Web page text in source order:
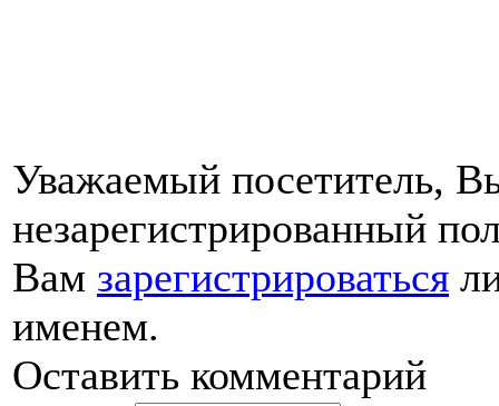
Уважаемый посетитель,
незарегистрированный
Вам зарегистрироваться
именем.
Оставить комментарий